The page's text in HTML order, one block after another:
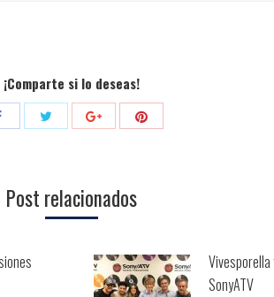
¡Comparte si lo deseas!
CompartirCompartirCompartirCompartir
Post relacionados
SonyATV